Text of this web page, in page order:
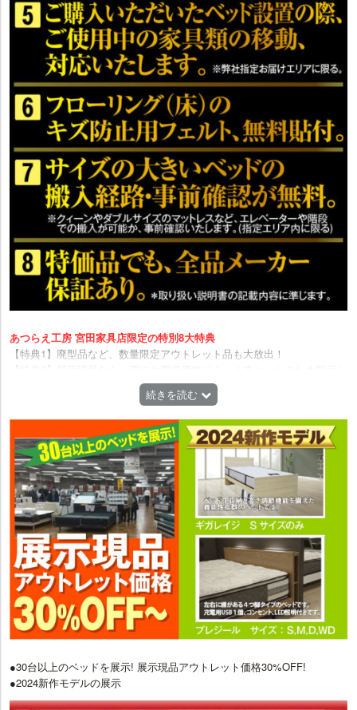
あつらえ工房 宮田家具店限定の特別8大特典
【特典1】廃型品など、数量限定アウトレット品も大放出！
【特典3】ご購入で不要となるベッドがございましたら、お届け時に引取
対応いたします。 ※ご購入品と同等品、同数、弊社指定お届けエリアに
【特典4】ご新築、お引越しの際は、ご希望日までお預かりいたしま
す。 ※10ヶ月まで
【特典5】ご購入いただいたベッド設置の際、ご使用中の家具類の移動、
対応いたします。 ※弊社指定お届けエリアに限る。
【特典6】フローリング(床)のキズ防止用フェルト、無料貼付。
【特典7】サイズの大きいベッドの搬入経路・事前確認が無料。 ※クィ
ーンやダブルサイズのマットレスなど、エレベーターや階段での搬入が
可能か、事前確認いたします。(指定エリア内に限る)
【特典8】特価品でも、全品メーカー保証あり。 ＊取り扱い説明書の記
載内容に準じます。
続きを読む
●30台以上のベッドを展示! 展示現品アウトレット価格30%OFF!
●2024新作モデルの展示